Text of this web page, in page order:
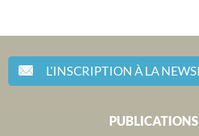
L'INSCRIPTION À LA
PUBLICATIONS